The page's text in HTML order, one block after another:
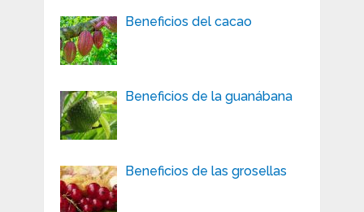
Beneficios del cacao
Beneficios de la guanábana
Beneficios de las grosellas